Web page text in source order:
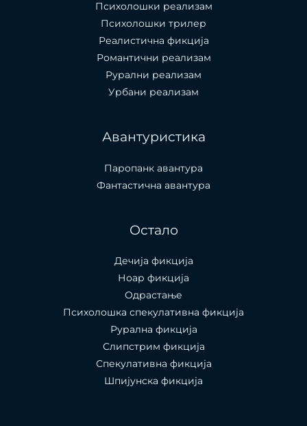
Психолошки реализам
Психолошки трилер
Реалистична фикција
Романтични реализам
Рурални реализам
Урбани реализам
Авантуристика
Паропанк авантура
Фантастична авантура
Остало
Дечија фикција
Ноар фикција
Одрастање
Психолошка спекулативна фикција
Рурална фикција
Слипстрим фикција
Спекулативна фикција
Шпијунска фикција